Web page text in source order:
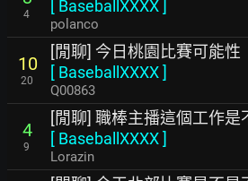
4
[ BaseballXXXX]
polanco
10
20
[閒聊] 今日桃園比賽可能性
[ BaseballXXXX]
Q00863
4
9
[閒聊] 職棒主播這個工作是
[ BaseballXXXX]
Lorazin